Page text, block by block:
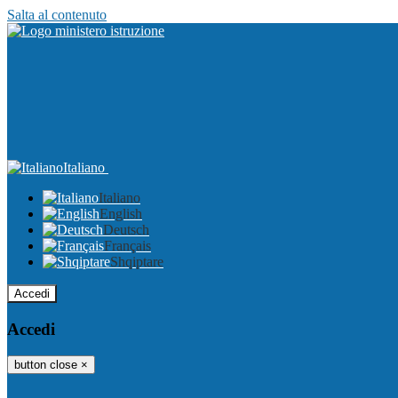
Salta al contenuto
Italiano
Italiano
English
Deutsch
Français
Shqiptare
Accedi
Accedi
button close ×